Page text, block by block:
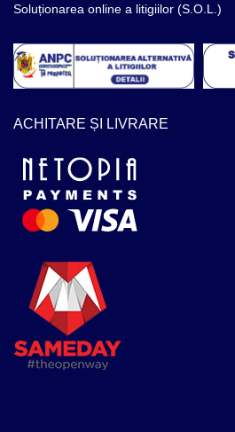
Soluționarea online a litigiilor (S.O.L.)
ACHITARE ȘI LIVRARE